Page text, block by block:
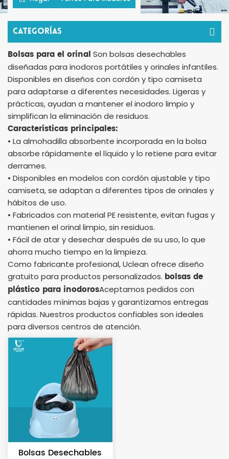
Categorías
Bolsas para el orinal Son bolsas desechables
diseñadas para inodoros portátiles y orinales infantiles.
Disponibles en diseños con cordón y tipo camiseta
para adaptarse a diferentes necesidades. Ligeras y
prácticas, ayudan a mantener el inodoro limpio y
simplifican la eliminación de residuos.
Características principales:
• La almohadilla absorbente incorporada en la bolsa
absorbe rápidamente el líquido y lo retiene para evitar
derrames.
• Disponibles en modelos con cordón ajustable y tipo
camiseta, se adaptan a diferentes tipos de orinales y
hábitos de uso.
• Fabricados con material PE resistente, evitan fugas y
mantienen el orinal limpio, sin residuos.
• Fácil de atar y desechar después de su uso, lo que
ahorra mucho tiempo en la limpieza.
Como fabricante profesional, Uclean ofrece diseño
gratuito para productos personalizados. bolsas de
plástico para inodorosAceptamos pedidos con
cantidades mínimas bajas y garantizamos entregas
rápidas. Nuestros productos confiables son ideales
para diversos centros de atención.
Bolsas Desechables